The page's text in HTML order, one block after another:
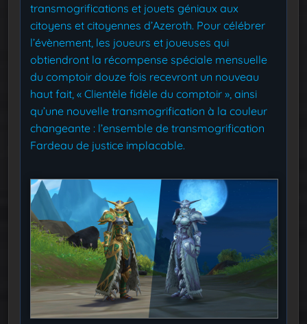
transmogrifications et jouets géniaux aux
citoyens et citoyennes d’Azeroth. Pour célébrer
l’évènement, les joueurs et joueuses qui
obtiendront la récompense spéciale mensuelle
du comptoir douze fois recevront un nouveau
haut fait, « Clientèle fidèle du comptoir », ainsi
qu’une nouvelle transmogrification à la couleur
changeante : l’ensemble de transmogrification
Fardeau de justice implacable.